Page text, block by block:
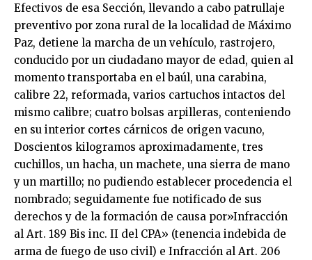
Efectivos de esa Sección, llevando a cabo patrullaje
preventivo por zona rural de la localidad de Máximo
Paz, detiene la marcha de un vehículo, rastrojero,
conducido por un ciudadano mayor de edad, quien al
momento transportaba en el baúl, una carabina,
calibre 22, reformada, varios cartuchos intactos del
mismo calibre; cuatro bolsas arpilleras, conteniendo
en su interior cortes cárnicos de origen vacuno,
Doscientos kilogramos aproximadamente, tres
cuchillos, un hacha, un machete, una sierra de mano
y un martillo; no pudiendo establecer procedencia el
nombrado; seguidamente fue notificado de sus
derechos y de la formación de causa por»Infracción
al Art. 189 Bis inc. II del CPA» (tenencia indebida de
arma de fuego de uso civil) e Infracción al Art. 206